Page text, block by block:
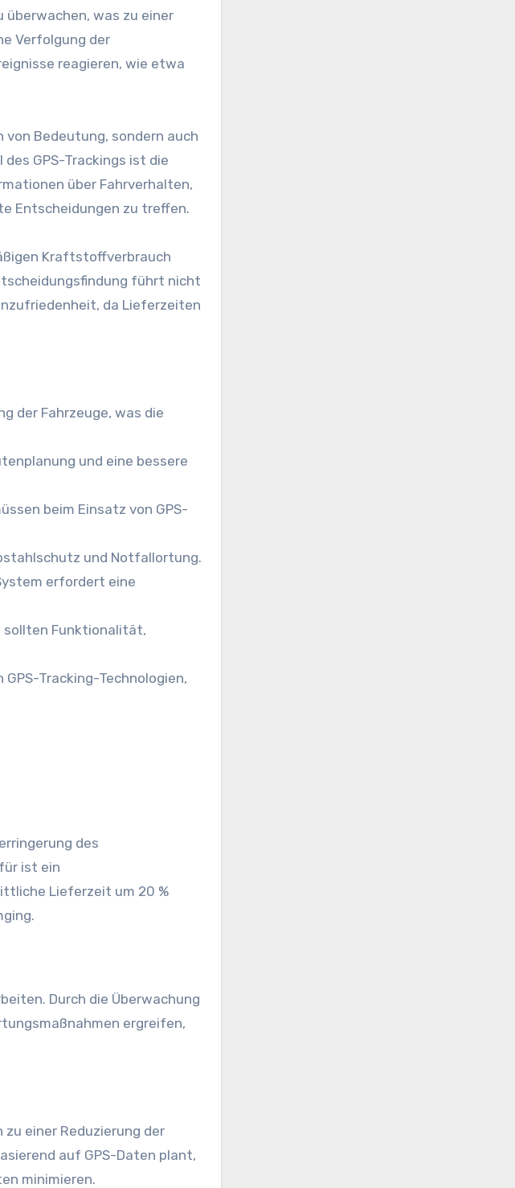
was zu einer
Verfolgung der
reagieren, wie etwa
Bedeutung, sondern auch
GPS-Trackings ist die
über Fahrverhalten,
Entscheidungen zu treffen.
Kraftstoffverbrauch
führt nicht
da Lieferzeiten
der Fahrzeuge, was die
und eine bessere
beim Einsatz von GPS-
und Notfallortung.
erfordert eine
sollten Funktionalität,
Tracking-Technologien,
des
ist ein
Lieferzeit um 20 %
Durch die Überwachung
ergreifen,
einer Reduzierung der
auf GPS-Daten plant,
minimieren.